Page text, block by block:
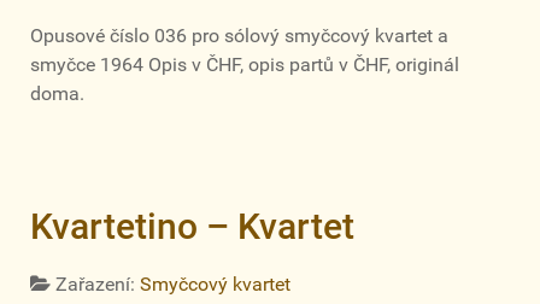
Opusové číslo 036 pro sólový smyčcový kvartet a
smyčce 1964 Opis v ČHF, opis partů v ČHF, originál
doma.
Kvartetino – Kvartet
Zařazení: Smyčcový kvartet